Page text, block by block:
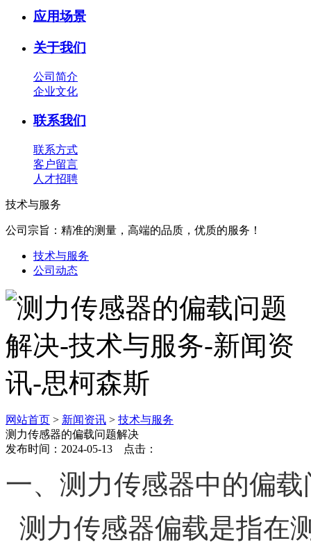
应用场景
关于我们
公司简介
企业文化
联系我们
联系方式
客户留言
人才招聘
技术与服务
公司宗旨：精准的测量，高端的品质，优质的服务！
技术与服务
公司动态
网站首页 > 新闻资讯 > 技术与服务
测力传感器的偏载问题解决
发布时间：2024-05-13 点击：
一、测力传感器中的偏载
测力传感器偏载是指在